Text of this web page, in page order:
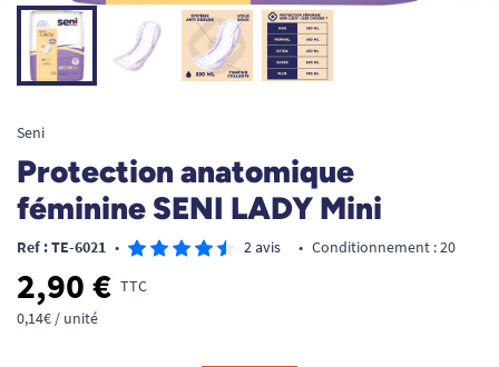
Seni
Protection anatomique
féminine SENI LADY Mini
Ref : TE-6021 • 2 avis • Conditionnement : 20
2,90 € TTC
0,14€ / unité